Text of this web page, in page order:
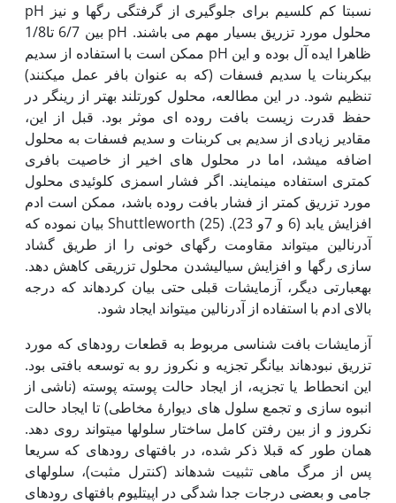
نسبتا کم کلسیم برای جلوگیری از گرفتگی رگ‏ها و نیز pH
محلول مورد تزریق بسیار مهم می باشند. pH بین 6/7 تا1/8
ظاهرا ایده آل بوده و این pH ممکن است با استفاده از سدیم
بی‏کربنات یا سدیم فسفات (که به عنوان بافر عمل می‏کنند)
تنظیم شود. در این مطالعه، محلول کورتلند بهتر از رینگر در
حفظ قدرت زیست بافت روده ای موثر بود. قبل از این،
مقادیر زیادی از سدیم بی کربنات و سدیم فسفات به محلول
اضافه می‏شد، اما در محلول های اخیر از خاصیت بافری
کمتری استفاده می‏نمایند. اگر فشار اسمزی کلوئیدی محلول
مورد تزریق کمتر از فشار بافت روده باشد، ممکن است ادم
افزایش یابد (6 و 7و 23). Shuttleworth (25) بیان نموده که
آدرنالین می‏تواند مقاومت رگ‏های خونی را از طریق گشاد
سازی رگ‏ها و افزایش سیالی‏شدن محلول تزریقی کاهش دهد.
به‏عبارتی دیگر، آزمایشات قبلی حتی بیان کرده‏اند که درجه
بالای ادم با استفاده از آدرنالین می‏تواند ایجاد شود.
آزمایشات بافت شناسی مربوط به قطعات روده‏ای که مورد
تزریق نبوده‏اند بیانگر تجزیه و نکروز رو به توسعه بافتی بود.
این انحطاط یا تجزیه، از ایجاد حالت پوسته پوسته (ناشی از
انبوه سازی و تجمع سلول های دیوارۀ مخاطی) تا ایجاد حالت
نکروز و از بین رفتن کامل ساختار سلول‏ها می‏تواند روی دهد.
همان طور که قبلا ذکر شده، در بافت‏های روده‏ای که سریعا
پس از مرگ ماهی تثبیت شده‏اند (کنترل مثبت)، سلول‏های
جامی و بعضی درجات جدا شدگی در اپی‏تلیوم بافت‏های روده‏ای